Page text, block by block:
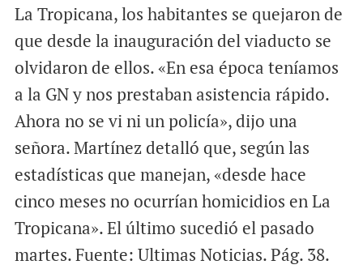
La Tropicana, los habitantes se quejaron de
que desde la inauguración del viaducto se
olvidaron de ellos. «En esa época teníamos
a la GN y nos prestaban asistencia rápido.
Ahora no se vi ni un policía», dijo una
señora. Martínez detalló que, según las
estadísticas que manejan, «desde hace
cinco meses no ocurrían homicidios en La
Tropicana». El último sucedió el pasado
martes. Fuente: Ultimas Noticias. Pág. 38.